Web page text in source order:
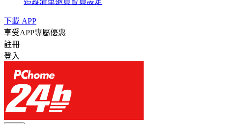
下載 APP
享受APP專屬優惠
註冊
登入